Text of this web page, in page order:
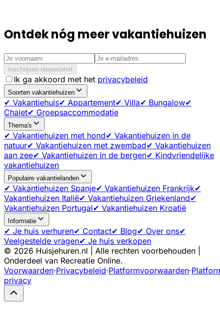
Ontdek nóg meer vakantiehuizen
Inschrijven nieuwsbrief
Ik ga akkoord met het privacybeleid
Soorten vakantiehuizen
✔ Vakantiehuis✔ Appartement✔ Villa✔ Bungalow✔
Chalet✔ Groepsaccommodatie
Thema's
✔ Vakantiehuizen met hond✔ Vakantiehuizen in de
natuur✔ Vakantiehuizen met zwembad✔ Vakantiehuizen
aan zee✔ Vakantiehuizen in de bergen✔ Kindvriendelijke
vakantiehuizen
Populaire vakantielanden
✔ Vakantiehuizen Spanje✔ Vakantiehuizen Frankrijk✔
Vakantiehuizen Italië✔ Vakantiehuizen Griekenland✔
Vakantiehuizen Portugal✔ Vakantiehuizen Kroatië
Informatie
✔ Je huis verhuren✔ Contact✔ Blog✔ Over ons✔
Veelgestelde vragen✔ Je huis verkopen
© 2026 Huisjehuren.nl | Alle rechten voorbehouden |
Onderdeel van Recreatie Online.
Voorwaarden·Privacybeleid·Platformvoorwaarden·
privacy